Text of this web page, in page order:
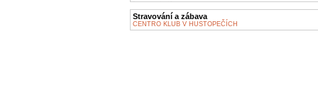
Stravování a zábava
CENTRO KLUB V HUSTOPEČÍCH